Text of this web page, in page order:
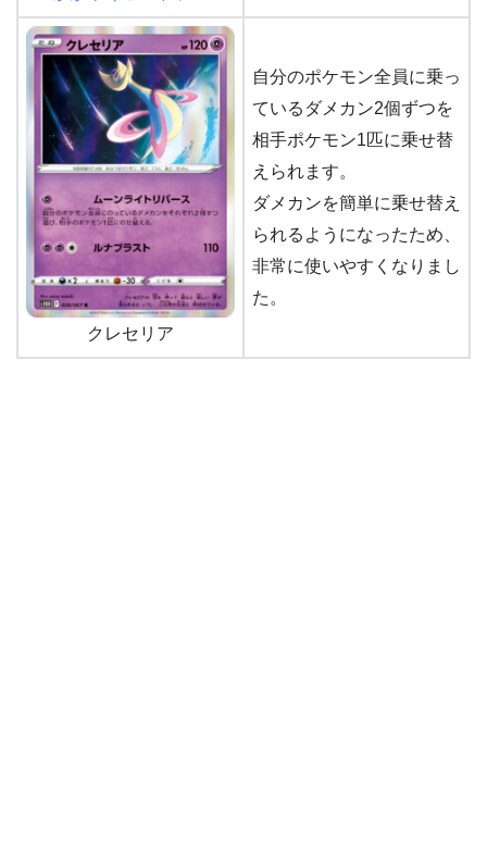
クレセリア
自分のポケモン全員に乗っ
ているダメカン2個ずつを
相手ポケモン1匹に乗せ替
えられます。
ダメカンを簡単に乗せ替え
られるようになったため、
非常に使いやすくなりまし
た。